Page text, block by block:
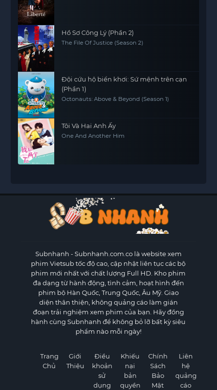
Hồ Sơ Công Lý (Phần 2)
The File Of Justice (Season 2)
Đội cứu hộ biển khơi: Sứ mệnh trên cạn
(Phần 1)
Octonauts: Above & Beyond (Season 1)
Tôi Và Hai Anh Ấy
One And Another Him
Subnhanh - Subnhanh.com.co là website xem
phim Vietsub tốc độ cao, cập nhật liên tục các bộ
phim mới nhất với chất lượng Full HD. Kho phim
đa dạng từ hành động, tình cảm, hoạt hình đến
phim bộ Hàn Quốc, Trung Quốc, Âu Mỹ. Giao
diện thân thiện, không quảng cáo làm gián
đoạn trải nghiệm xem phim của bạn. Hãy đồng
hành cùng Subnhanh để không bỏ lỡ bất kỳ siêu
phẩm nào mỗi ngày!
Trang
Chủ
Giới
Thiệu
Điều
khoản
sử
dụng
Khiếu
nại
bản
quyền
Chính
Sách
Bảo
Mật
Liên
hệ
quảng
cáo